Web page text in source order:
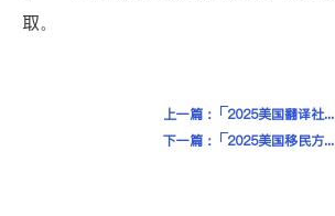
取。
上一篇：
2025美国翻译社推荐：认证翻译、法律翻译、移民文件必备！
下一篇：
2025美国移民方式、种类、条件超全详解